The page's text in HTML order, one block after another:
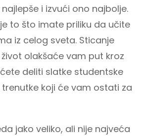
i izvući ono najbolje.
to što imate priliku da učite
iz celog sveta. Sticanje
olakšaće vam put kroz
deliti slatke studentske
trenutke koji će vam ostati za
jako veliko, ali nije najveća